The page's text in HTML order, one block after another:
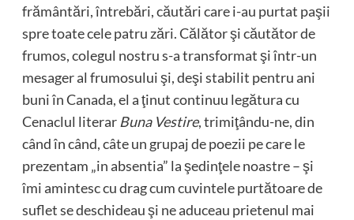
frământări, întrebări, căutări care i-au purtat paşii
spre toate cele patru zări. Călător şi căutător de
frumos, colegul nostru s-a transformat şi într-un
mesager al frumosului şi, deşi stabilit pentru ani
buni în Canada, el a ţinut continuu legătura cu
Cenaclul literar Buna Vestire, trimiţându-ne, din
când în când, câte un grupaj de poezii pe care le
prezentam „in absentia” la şedinţele noastre – şi
îmi amintesc cu drag cum cuvintele purtătoare de
suflet se deschideau şi ne aduceau prietenul mai